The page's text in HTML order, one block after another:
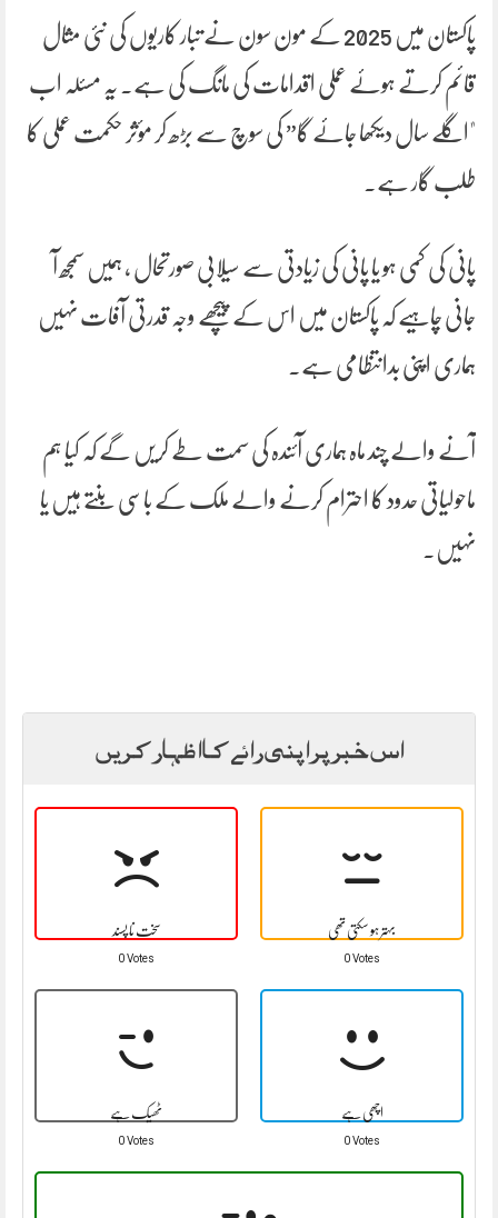
پاکستان میں 2025 کے مون سون نے تبار کاریوں کی نئی مثال
قائم کرتے ہوئے عملی اقدامات کی مانگ کی ہے۔ یہ مسئلہ اب
"اگلے سال دیکھا جائے گا” کی سوچ سے بڑھ کر مؤثر حکمت عملی کا
طلب گار ہے۔
پانی کی کمی ہو یا پانی کی زیادتی سے سیلابی صورتحال ، ہمیں سمجھ آ
جانی چاہیے کہ پاکستان میں اس کے پیچھے وجہ قدرتی آفات نہیں
ہماری اپنی بدانتظامی ہے۔
آنے والے چند ماہ ہماری آئندہ کی سمت طے کریں گے کہ کیا ہم
ماحولیاتی حدود کا احترام کرنے والے ملک کے باسی بنتے ہیں یا
نہیں۔
اس خبر پر اپنی رائے کا اظہار کریں
سخت نا پسند
0 Votes
بہتر ہو سکتی تھی
0 Votes
ٹھیک ہے
0 Votes
اچھی ہے
0 Votes